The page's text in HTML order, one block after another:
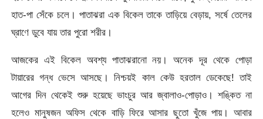
হাত-পা সেঁকে চলে। পাতাঝরা এক বিকেল তাকে তাড়িয়ে বেড়ায়, সর্ষে তেলের
ঘ্রাণে ডুবে যায় তার পুরো শরীর।
আজকের এই বিকেল অবশ্য পাতাঝরানো নয়। অনেক দূর থেকে পোড়া
টায়ারের গন্ধ ভেসে আসছে। নিশ্চয়ই কাল কেউ হরতাল ডেকেছে! তাই
আগের দিন থেকেই শুরু হয়েছে ভাংচুর আর জ্বালাও-পোড়াও। শঙ্কিত না
হলেও মানুষজন অফিস থেকে বাড়ি ফিরে আসার ছুতো খুঁজে পায়। আবার